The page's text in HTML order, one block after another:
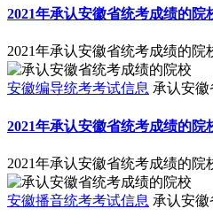
2021年承认安徽省统考成绩的院
2021年承认安徽省统考成绩的院
安徽编导统考考试信息 承认安徽
2021年承认安徽省统考成绩的院
2021年承认安徽省统考成绩的院
安徽播音统考考试信息 承认安